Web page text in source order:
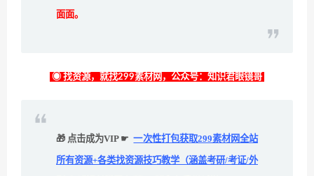
面面。
◉ 找资源，就找299素材网，公众号：知识君眼镜哥
🎁 点击成为VIP ☛ 一次性打包获取299素材网全站
所有资源+各类找资源技巧教学（涵盖考研/考证/外